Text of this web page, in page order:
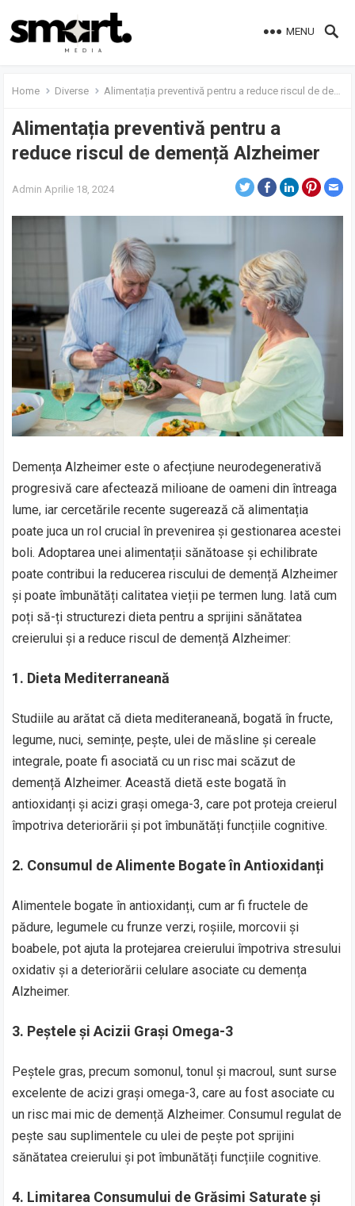
MENU
Home Diverse Alimentația preventivă pentru a reduce riscul de demență Alzheimer
Alimentația preventivă pentru a
reduce riscul de demență Alzheimer
Admin Aprilie 18, 2024
Demența Alzheimer este o afecțiune neurodegenerativă
progresivă care afectează milioane de oameni din întreaga
lume, iar cercetările recente sugerează că alimentația
poate juca un rol crucial în prevenirea și gestionarea acestei
boli. Adoptarea unei alimentații sănătoase și echilibrate
poate contribui la reducerea riscului de demență Alzheimer
și poate îmbunătăți calitatea vieții pe termen lung. Iată cum
poți să-ți structurezi dieta pentru a sprijini sănătatea
creierului și a reduce riscul de demență Alzheimer:
1. Dieta Mediterraneană
Studiile au arătat că dieta mediteraneană, bogată în fructe,
legume, nuci, semințe, pește, ulei de măsline și cereale
integrale, poate fi asociată cu un risc mai scăzut de
demență Alzheimer. Această dietă este bogată în
antioxidanți și acizi grași omega-3, care pot proteja creierul
împotriva deteriorării și pot îmbunătăți funcțiile cognitive.
2. Consumul de Alimente Bogate în Antioxidanți
Alimentele bogate în antioxidanți, cum ar fi fructele de
pădure, legumele cu frunze verzi, roșiile, morcovii și
boabele, pot ajuta la protejarea creierului împotriva stresului
oxidativ și a deteriorării celulare asociate cu demența
Alzheimer.
3. Peștele și Acizii Grași Omega-3
Peștele gras, precum somonul, tonul și macroul, sunt surse
excelente de acizi grași omega-3, care au fost asociate cu
un risc mai mic de demență Alzheimer. Consumul regulat de
pește sau suplimentele cu ulei de pește pot sprijini
sănătatea creierului și pot îmbunătăți funcțiile cognitive.
4. Limitarea Consumului de Grăsimi Saturate și